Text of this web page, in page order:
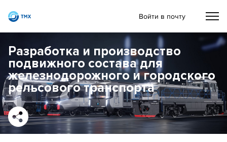
Войти в почту
Разработка и производство
подвижного состава для
железнодорожного и городского
рельсового транспорта